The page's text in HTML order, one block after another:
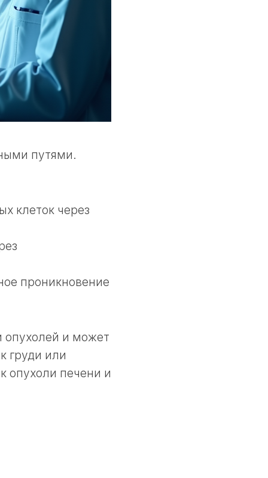
путями.
клеток через
проникновение
опухолей и может
груди или
опухоли печени и